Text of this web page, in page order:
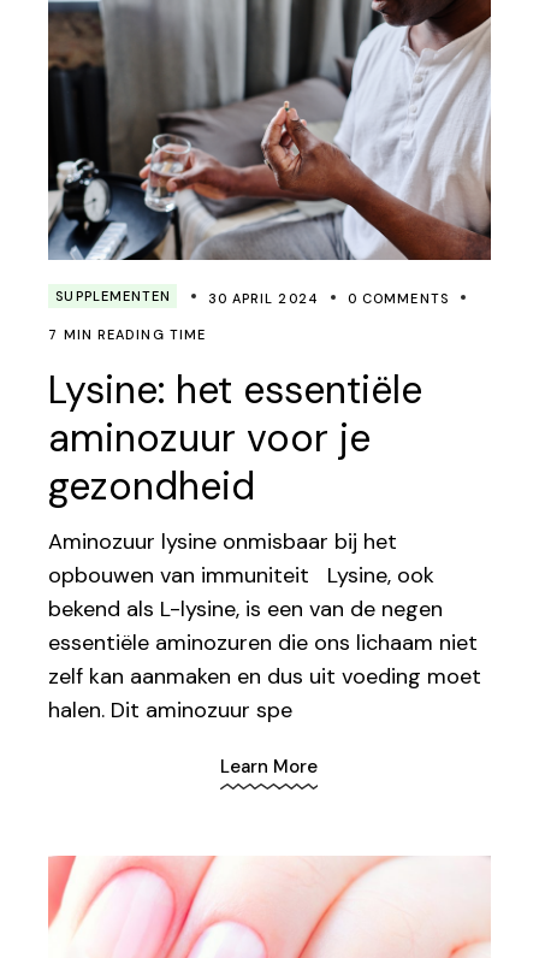
SUPPLEMENTEN 30 APRIL 2024 0 COMMENTS
7 MIN READING TIME
Lysine: het essentiële
aminozuur voor je
gezondheid
Aminozuur lysine onmisbaar bij het
opbouwen van immuniteit Lysine, ook
bekend als L-lysine, is een van de negen
essentiële aminozuren die ons lichaam niet
zelf kan aanmaken en dus uit voeding moet
halen. Dit aminozuur spe
Learn More